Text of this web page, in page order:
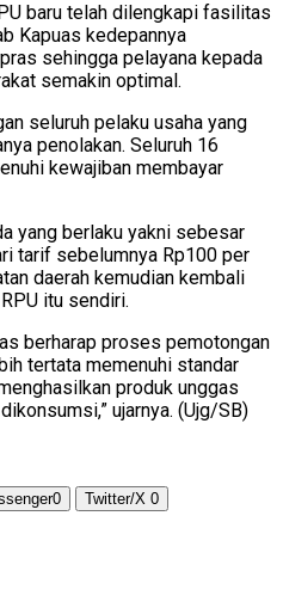
baru telah dilengkapi fasilitas
Kapuas kedepannya
sehingga pelayana kepada
semakin optimal.
seluruh pelaku usaha yang
penolakan. Seluruh 16
kewajiban membayar
yang berlaku yakni sebesar
tarif sebelumnya Rp100 per
daerah kemudian kembali
itu sendiri.
berharap proses pemotongan
tertata memenuhi standar
produk unggas
ujarnya. (Ujg/SB)
0 Twitter/X 0